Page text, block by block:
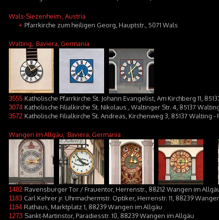
Wals-Siezenheim , Austria
+ Pfarrkirche zum heiligen Georg, Hauptstr., 5071 Wals
Walting , Baviera, Germania
3555 Katholische Pfarrkirche St. Johann Evangelist, Am Kirchberg 11,
3074 Katholische Filialkirche St. Nikolaus , Waltinger Str. 4, 85137
3572 Katholische Filialkirche St. Andreas, Kirchenweg 3, 85137 Walting -
Wangen im Allgäu , Baviera, Germania
1482 Ravensburger Tor / Frauentor, Herrenstr., 88212 Wangen im
1183 Carl Kehrer jr. Uhrmachermstr. Optiker, Herrenstr. 11, 88239
1184 Rathaus, Marktplatz 1, 88239 Wangen im Allgäu
1273 Sankt-Martinstor, Paradiesstr. 10, 88239 Wangen im Allgäu